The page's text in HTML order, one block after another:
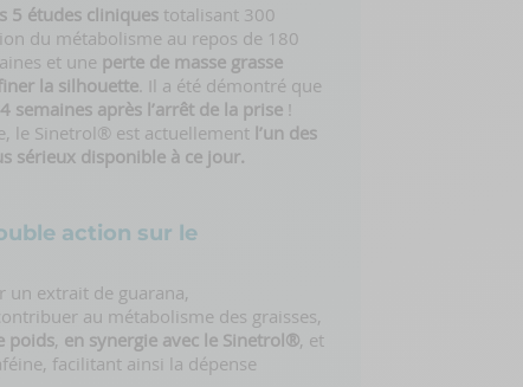
5 études cliniques totalisant 300
du métabolisme au repos de 180
et une perte de masse grasse
la silhouette . Il a été démontré que
semaines après l’arrêt de la prise !
le Sinetrol® est actuellement l’un des
sérieux disponible à ce jour.
action sur le
un extrait de guarana,
au métabolisme des graisses,
poids, en synergie avec le Sinetrol®, et
facilitant ainsi la dépense